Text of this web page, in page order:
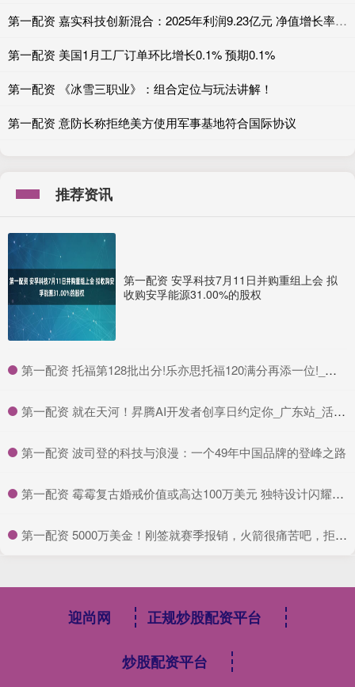
第一配资 嘉实科技创新混合：2025年利润9.23亿元 净值增长率47.73%
第一配资 美国1月工厂订单环比增长0.1% 预期0.1%
第一配资 《冰雪三职业》：组合定位与玩法讲解！
第一配资 意防长称拒绝美方使用军事基地符合国际协议
推荐资讯
第一配资 安孚科技7月11日并购重组上会 拟
收购安孚能源31.00%的股权
​第一配资 托福第128批出分!乐亦思托福120满分再添一位!_成绩_同学_最高分
​第一配资 就在天河！昇腾AI开发者创享日约定你_广东站_活动_优惠
​第一配资 波司登的科技与浪漫：一个49年中国品牌的登峰之路
​第一配资 霉霉复古婚戒价值或高达100万美元 独特设计闪耀光芒
​第一配资 5000万美金！刚签就赛季报销，火箭很痛苦吧，拒绝哈登成了败笔
迎尚网 正规炒股配资平台
炒股配资平台